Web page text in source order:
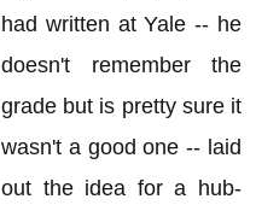
had written at Yale -- he
doesn't remember the
grade but is pretty sure it
wasn't a good one -- laid
out the idea for a hub-